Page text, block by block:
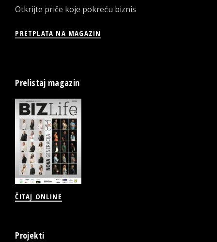
Otkrijte priče koje pokreću biznis
PRETPLATA NA MAGAZIN
Prelistaj magazin
ČITAJ ONLINE
Projekti